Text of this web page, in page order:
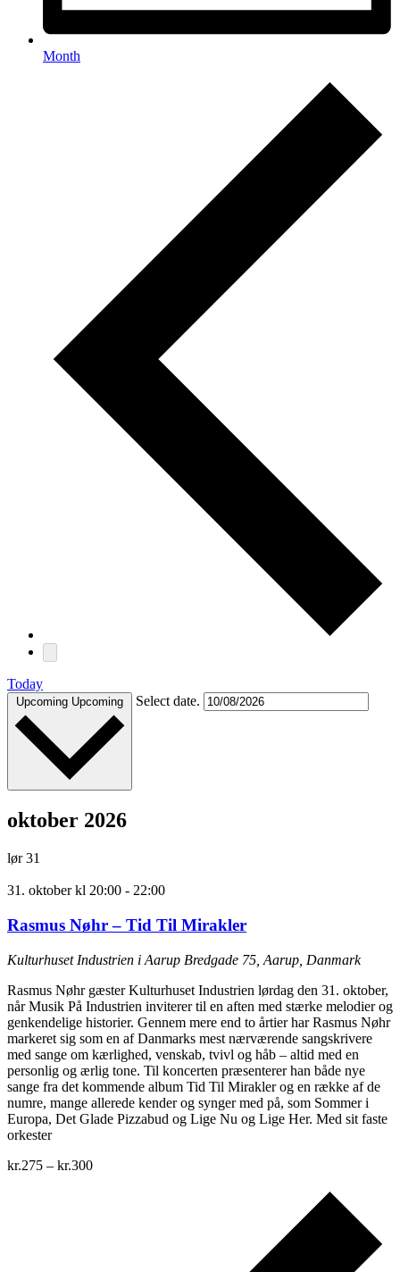
Month
Today
Upcoming Upcoming Select date.
oktober 2026
lør31
31. oktober kl 20:00 - 22:00
Rasmus Nøhr – Tid Til Mirakler
Kulturhuset Industrien i Aarup Bredgade 75, Aarup, Danmark
Rasmus Nøhr gæster Kulturhuset Industrien lørdag den 31. oktober,
når Musik På Industrien inviterer til en aften med stærke melodier og
genkendelige historier. Gennem mere end to årtier har Rasmus Nøhr
markeret sig som en af Danmarks mest nærværende sangskrivere
med sange om kærlighed, venskab, tvivl og håb – altid med en
personlig og ærlig tone. Til koncerten præsenterer han både nye
sange fra det kommende album Tid Til Mirakler og en række af de
numre, mange allerede kender og synger med på, som Sommer i
Europa, Det Glade Pizzabud og Lige Nu og Lige Her. Med sit faste
orkester
kr.275 – kr.300